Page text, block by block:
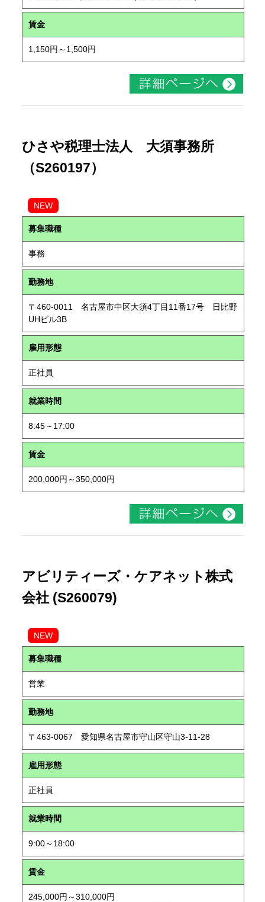
賃金
1,150円～1,500円
ひさや税理士法人 大須事務所
（S260197）
NEW
募集職種
事務
勤務地
〒460-0011 名古屋市中区大須4丁目11番17号 日比野
UHビル3B
雇用形態
正社員
就業時間
8:45～17:00
賃金
200,000円～350,000円
アビリティーズ・ケアネット株式
会社 (S260079)
NEW
募集職種
営業
勤務地
〒463-0067 愛知県名古屋市守山区守山3-11-28
雇用形態
正社員
就業時間
9:00～18:00
賃金
245,000円～310,000円